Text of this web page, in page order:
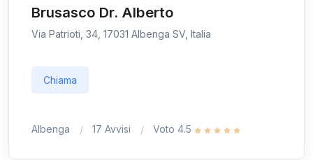
Brusasco Dr. Alberto
Via Patrioti, 34, 17031 Albenga SV, Italia
Chiama
Albenga 17 Avvisi Voto 4.5